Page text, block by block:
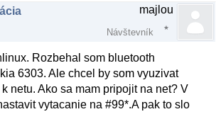
majlou
Návštevník
Rozbehal som bluetooth
6303. Ale chcel by som vyuzivat
netu. Ako sa mam pripojit na net? V
vytacanie na #99*.A pak to slo